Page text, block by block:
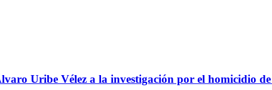
Uribe Vélez a la investigación por el homicidio